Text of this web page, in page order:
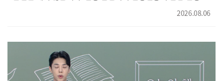
경우가 많습니다. 특히 간암은 조기 발견 여부가 치료 결과에
큰 영향을 미치는 질환인데요. (백양현 동아대학교 소화기내과
교수 / 동아대학교 의학박사, 대한간학회 학술위원} 2022년
2026.08.06